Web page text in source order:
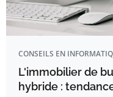
CONSEILS EN
L'immobilier de
hybride :